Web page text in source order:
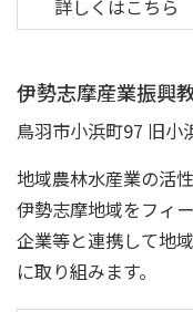
詳しくはこちら
伊勢志摩産業振興
鳥羽市小浜町97 旧小
地域農林水産業の活
伊勢志摩地域をフィ
企業等と連携して地
に取り組みます。